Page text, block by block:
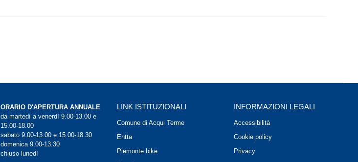
ORARIO D'APERTURA ANNUALE
da martedì a venerdì 9.00-13.00 e
15.00-18.00
sabato 9.00-13.00 e 15.00-18.30
domenica 9.00-13.30
chiuso lunedì
LINK ISTITUZIONALI
Comune di Acqui Terme
Ehtta
Piemonte bike
INFORMAZIONI LEGALI
Accessibilità
Cookie policy
Privacy